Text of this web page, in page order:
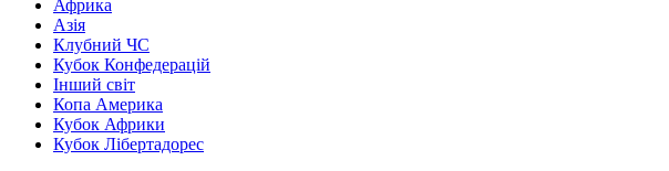
Африка
Азія
Клубний ЧС
Кубок Конфедерацій
Інший світ
Копа Америка
Кубок Африки
Кубок Лібертадорес